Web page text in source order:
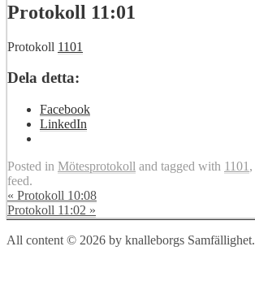
Protokoll 11:01
Protokoll 1101
Dela detta:
Facebook
LinkedIn
Posted in Mötesprotokoll and tagged with 1101 ,
feed.
« Protokoll 10:08
Protokoll 11:02 »
All content © 2026 by knalleborgs Samfällighet.